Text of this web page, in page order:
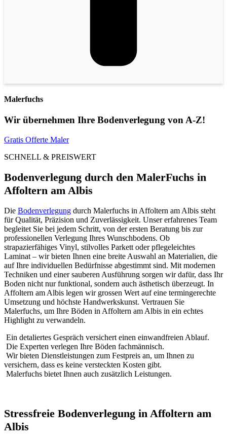
Malerfuchs
Wir übernehmen Ihre Bodenverlegung von A-Z!
Gratis Offerte Maler
SCHNELL & PREISWERT
Bodenverlegung durch den MalerFuchs in
Affoltern am Albis
Die Bodenverlegung durch Malerfuchs in Affoltern am Albis steht
für Qualität, Präzision und Zuverlässigkeit. Unser erfahrenes Team
begleitet Sie bei jedem Schritt, von der ersten Beratung bis zur
professionellen Verlegung Ihres Wunschbodens. Ob
strapazierfähiges Vinyl, stilvolles Parkett oder pflegeleichtes
Laminat – wir bieten Ihnen eine breite Auswahl an Materialien, die
auf Ihre individuellen Bedürfnisse abgestimmt sind. Mit modernen
Techniken und einer sauberen Ausführung sorgen wir dafür, dass Ihr
Boden nicht nur funktional, sondern auch ästhetisch überzeugt. In
Affoltern am Albis legen wir grossen Wert auf eine termingerechte
Umsetzung und höchste Handwerkskunst. Vertrauen Sie
Malerfuchs, um Ihre Böden in Affoltern am Albis in ein echtes
Highlight zu verwandeln.
Ein detaliertes Gespräch versichert einen einwandfreien Ablauf.
Die Experten verlegen Ihre Böden fachmännisch.
Wir bieten Dienstleistungen zum Festpreis an, um Ihnen zu
versichern, dass es keine versteckten Kosten gibt.
Malerfuchs bietet Ihnen auch zusätzlich Leistungen.
Stressfreie Bodenverlegung in Affoltern am
Albis